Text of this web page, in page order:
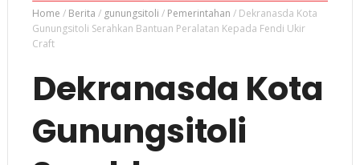
Home / Berita / gunungsitoli / Pemerintahan / Dekranasda Kota
Gunungsitoli Serahkan Bantuan Peralatan Kepada Fendi Ukir
Craft
Dekranasda Kota
Gunungsitoli